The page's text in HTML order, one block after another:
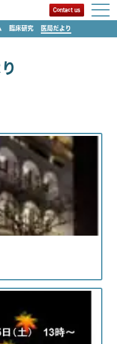
Contact us
臨床研究 医局だより